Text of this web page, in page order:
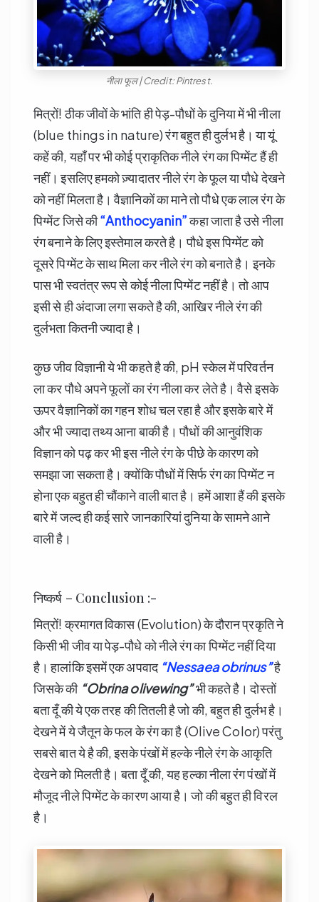
नीला फूल | Credit: Pintrest.
मित्रों! ठीक जीवों के भांति ही पेड़-पौधों के दुनिया में भी नीला
(blue things in nature) रंग बहुत ही दुर्लभ है। या यूं
कहें की, यहाँ पर भी कोई प्राकृतिक नीले रंग का पिग्मेंट हैं ही
नहीं। इसलिए हमको ज़्यादातर नीले रंग के फूल या पौधे देखने
को नहीं मिलता है। वैज्ञानिकों का माने तो पौधे एक लाल रंग के
पिग्मेंट जिसे की“Anthocyanin”कहा जाता है उसे नीला
रंग बनाने के लिए इस्तेमाल करते है। पौधे इस पिग्मेंट को
दूसरे पिग्मेंट के साथ मिला कर नीले रंग को बनाते है। इनके
पास भी स्वतंत्र रूप से कोई नीला पिग्मेंट नहीं है। तो आप
इसी से ही अंदाजा लगा सकते है की, आखिर नीले रंग की
दुर्लभता कितनी ज्यादा है।
कुछ जीव विज्ञानी ये भी कहते है की, pH स्केल में परिवर्तन
ला कर पौधे अपने फूलों का रंग नीला कर लेते है। वैसे इसके
ऊपर वैज्ञानिकों का गहन शोध चल रहा है और इसके बारे में
और भी ज्यादा तथ्य आना बाकी है। पौधों की आनुवंशिक
विज्ञान को पढ़ कर भी इस नीले रंग के पीछे के कारण को
समझा जा सकता है। क्योंकि पौधों में सिर्फ रंग का पिग्मेंट न
होना एक बहुत ही चौंकाने वाली बात है। हमें आशा हैं की इसके
बारे में जल्द ही कई सारे जानकारियां दुनिया के सामने आने
वाली है।
निष्कर्ष – Conclusion :-
मित्रों! क्रमागत विकास (Evolution) के दौरान प्रकृति ने
किसी भी जीव या पेड़-पौधे को नीले रंग का पिग्मेंट नहीं दिया
है। हालांकि इसमें एक अपवाद“Nessaea obrinus”है
जिसके की “Obrina olivewing”भी कहते है। दोस्तों
बता दूँ की ये एक तरह की तितली है जो की, बहुत ही दुर्लभ है।
देखने में ये जैतून के फल के रंग का है (Olive Color) परंतु
सबसे बात ये है की, इसके पंखों में हल्के नीले रंग के आकृति
देखने को मिलती है। बता दूँ की, यह हल्का नीला रंग पंखों में
मौजूद नीले पिग्मेंट के कारण आया है। जो की बहुत ही विरल
है।